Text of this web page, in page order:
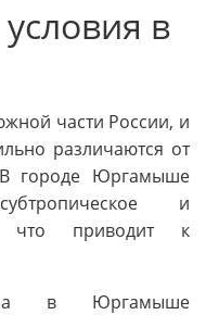
в
части России, и
различаются от
В городе Юргамыше
и
что приводит к
в Юргамыше